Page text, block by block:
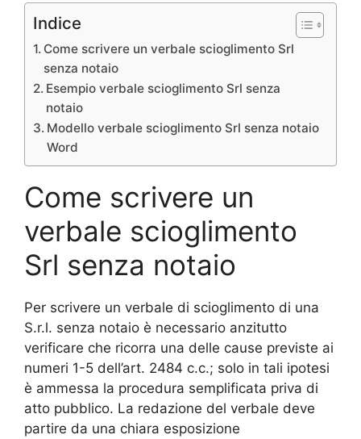
Indice
Come scrivere un verbale scioglimento Srl
senza notaio
Esempio verbale scioglimento Srl senza
notaio
Modello verbale scioglimento Srl senza notaio
Word
Come scrivere un
verbale scioglimento
Srl senza notaio
Per scrivere un verbale di scioglimento di una
S.r.l. senza notaio è necessario anzitutto
verificare che ricorra una delle cause previste ai
numeri 1-5 dell’art. 2484 c.c.; solo in tali ipotesi
è ammessa la procedura semplificata priva di
atto pubblico. La redazione del verbale deve
partire da una chiara esposizione